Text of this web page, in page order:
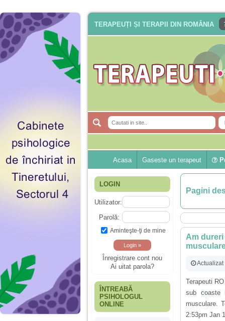
TERAPEUȚI ȘI TERAPII DIN ROMÂNIA
Acasa Gaseste un terapeut
LOGIN
Utilizator:
Parolă:
Aminteşte-ţi de mine
Înregistrare cont nou
Ai uitat parola?
ÎNTREABĂ
PSIHOLOGUL
ONLINE
Pagini
Am
Terapeuti
sub coaste
musculare.
2:53pm Jan